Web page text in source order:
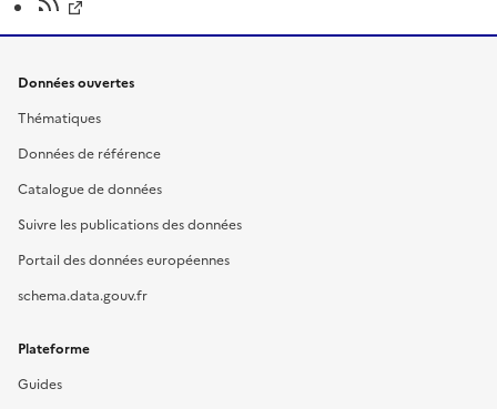
Données ouvertes
Thématiques
Données de référence
Catalogue de données
Suivre les publications des données
Portail des données européennes
schema.data.gouv.fr
Plateforme
Guides